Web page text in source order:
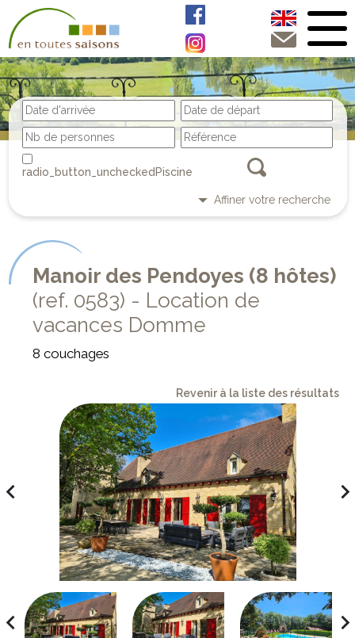
Piscine
Affiner votre recherche
Manoir des Pendoyes (8 hôtes)
(ref. 0583) - Location de
vacances Domme
8 couchages
Revenir à la liste des résultats